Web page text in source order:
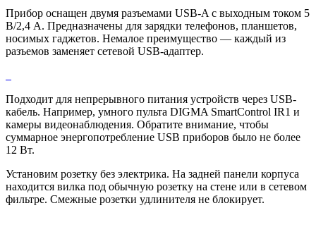
Прибор оснащен двумя разъемами USB-A с выходным током 5
В/2,4 А. Предназначены для зарядки телефонов, планшетов,
носимых гаджетов. Немалое преимущество — каждый из
разъемов заменяет сетевой USB-адаптер.
Подходит для непрерывного питания устройств через USB-
кабель. Например, умного пульта DIGMA SmartControl IR1 и
камеры видеонаблюдения. Обратите внимание, чтобы
суммарное энергопотребление USB приборов было не более
12 Вт.
Установим розетку без электрика. На задней панели корпуса
находится вилка под обычную розетку на стене или в сетевом
фильтре. Смежные розетки удлинителя не блокирует.